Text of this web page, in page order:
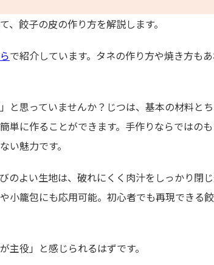
、餃子の皮の作り方を解説します。
で紹介しています。タネの作り方や焼き方も
と思っていませんか？じつは、基本の材料と
単に作ることができます。手作りならではの
い魅力です。
のよい生地は、破れにくく肉汁をしっかり閉
小籠包にも応用可能。初心者でも再現できる
主役」と感じられるはずです。